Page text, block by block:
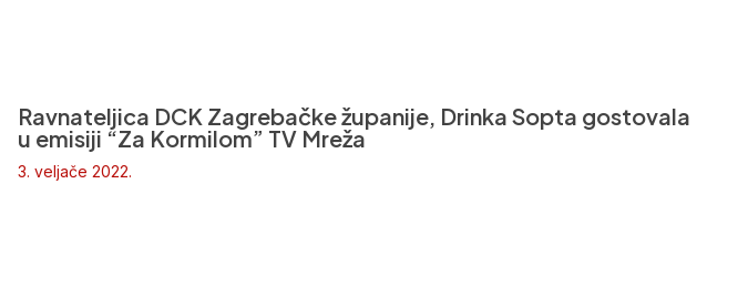
Ravnateljica DCK Zagrebačke županije, Drinka Sopta gostovala
u emisiji “Za Kormilom” TV Mreža
3. veljače 2022.